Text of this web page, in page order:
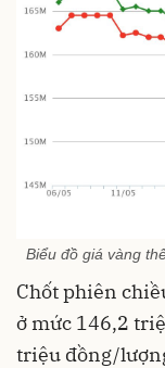
Biểu đồ giá vàng
Chốt phiên
ở mức 146,2
triệu đồng/